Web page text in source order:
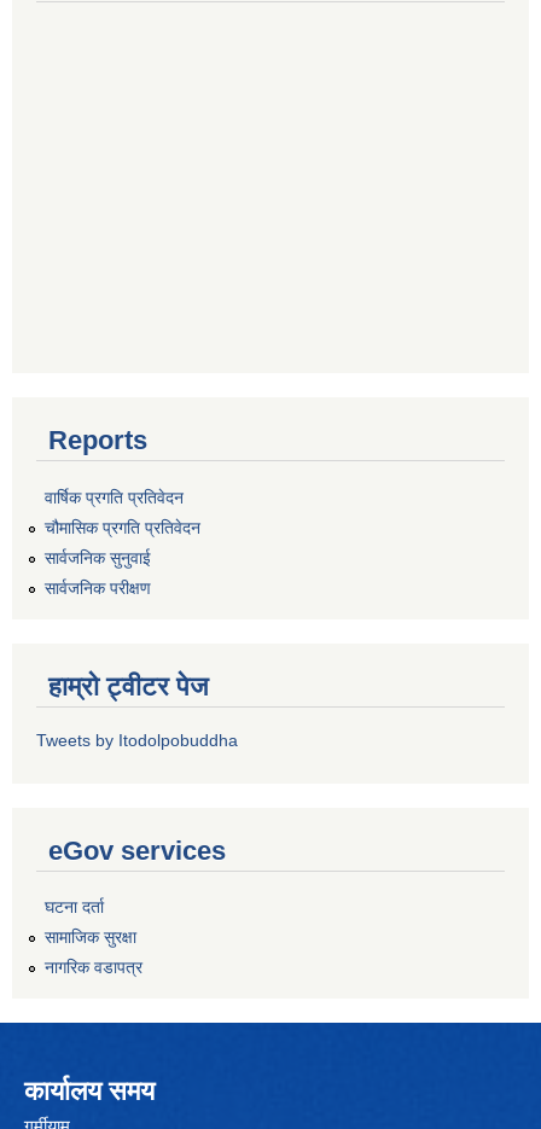
Reports
वार्षिक प्रगति प्रतिवेदन
चौमासिक प्रगति प्रतिवेदन
सार्वजनिक सुनुवाई
सार्वजनिक परीक्षण
हाम्रो ट्वीटर पेज
Tweets by Itodolpobuddha
eGov services
घटना दर्ता
सामाजिक सुरक्षा
नागरिक वडापत्र
कार्यालय समय